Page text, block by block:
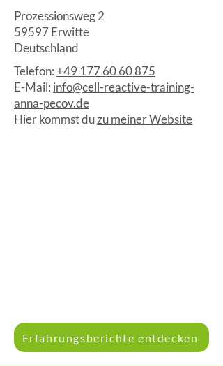
Prozessionsweg 2
59597 Erwitte
Deutschland
Telefon:+49 177 60 60 875
E-Mail: info@cell-reactive-training-
anna-pecov.de
Hier kommst duzu meiner Website
Erfahrungsberichte entdecken